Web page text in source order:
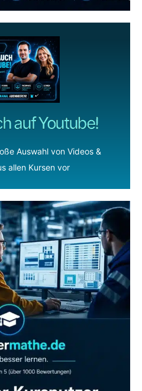
auf Youtube!
Auswahl von Videos &
allen Kursen vor